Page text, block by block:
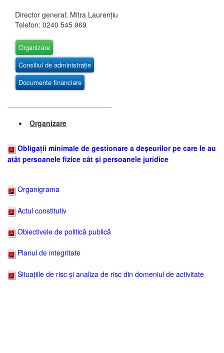
Director general: Mitra Laurențiu
Telefon: 0240 545 969
Organizare
Consiliul de administrație
Documente financiare
Organizare
Obligații minimale de gestionare a deșeurilor pe care le au
atât persoanele fizice cât și persoanele juridice
Organigrama
Actul constitutiv
Obiectivele de politică publică
Planul de integritate
Situațiile de risc și analiza de risc din domeniul de activitate